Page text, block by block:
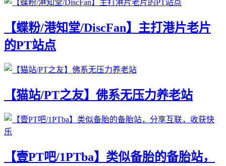
【蝶粉/港知堂/DiscFan】主打港片老片
的PT站点
【猫站/PT之友】佛系无压力养老站
【壹PT吧/1PTba】类似备胎的备胎站，